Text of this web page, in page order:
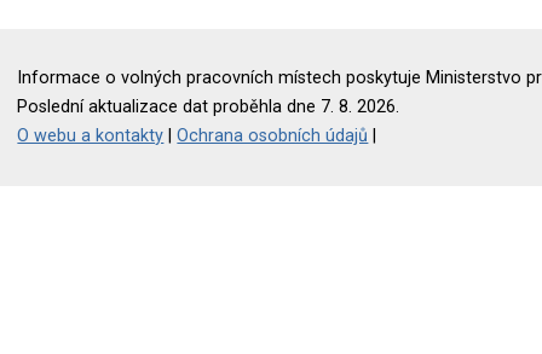
Informace o volných pracovních místech poskytuje Ministerstvo
Poslední aktualizace dat proběhla dne 7. 8. 2026.
O webu a kontakty |Ochrana osobních údajů